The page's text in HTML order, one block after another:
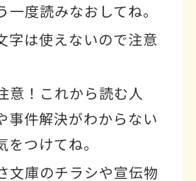
一度読みなおしてね。
字は使えないので注意
意！これから読む人
事件解決がわからない
をつけてね。
文庫のチラシや宣伝物